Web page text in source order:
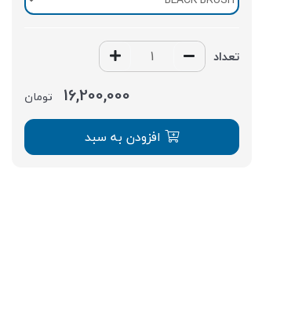
تعداد
16,200,000 تومان
افزودن به سبد